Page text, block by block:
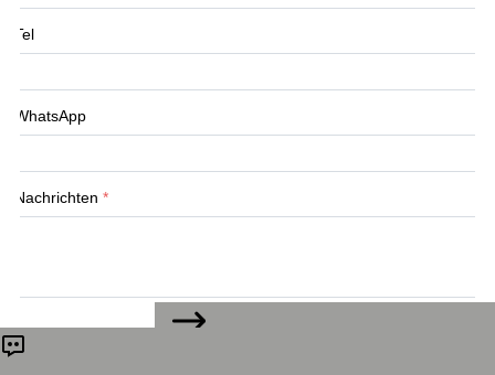
Tel
WhatsApp
Nachrichten *